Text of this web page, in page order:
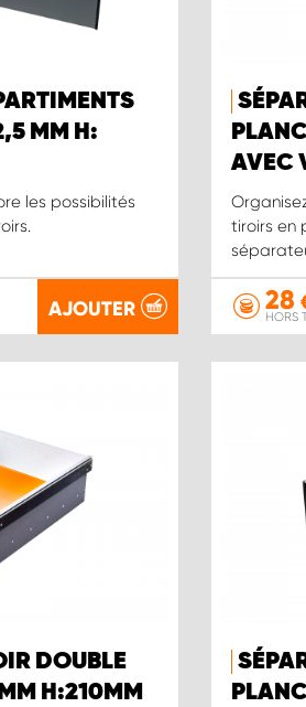
MM H:
les possibilités
AJOUTER
AVEC
tiroirs en
28
HORS
DOUBLE
H:210MM